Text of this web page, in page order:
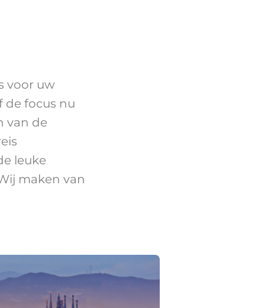
voor uw
de focus nu
van de
leuke
maken van